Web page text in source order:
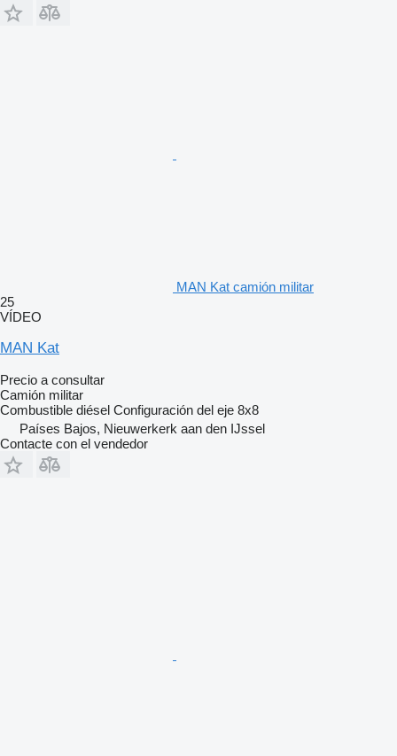
MAN Kat camión militar
25
VÍDEO
MAN Kat
Precio a consultar
Camión militar
Combustible diésel Configuración del eje 8x8
Países Bajos, Nieuwerkerk aan den IJssel
Contacte con el vendedor